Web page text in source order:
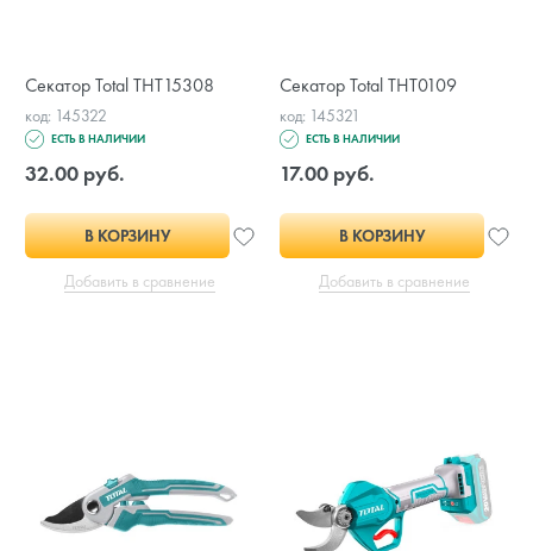
Секатор Total THT15308
код: 145322
ЕСТЬ В НАЛИЧИИ
32.00 руб.
В КОРЗИНУ
Добавить в сравнение
Секатор Total THT0109
код: 145321
ЕСТЬ В НАЛИЧИИ
17.00 руб.
В КОРЗИНУ
Добавить в сравнение